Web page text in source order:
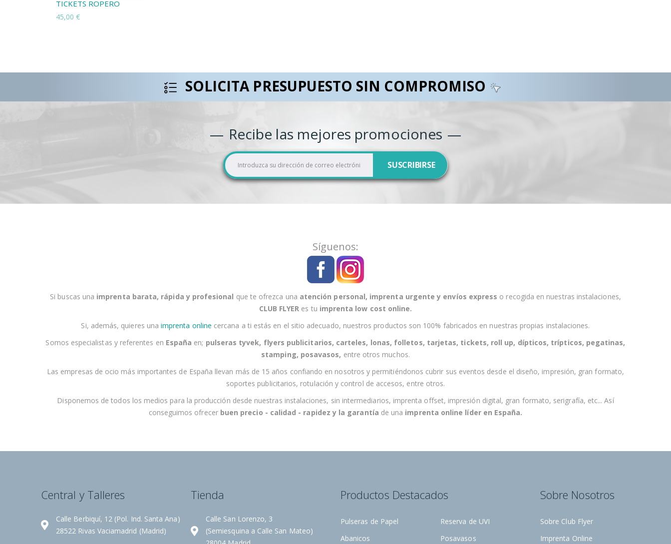
TICKETS ROPERO
45,00 €
SOLICITA PRESUPUESTO SIN COMPROMISO
Recibe las mejores promociones
I
n
s
r
u
s
r
b
o
l
o
i
c
i
SUSCRIBIRSE
Síguenos:
Si buscas una imprenta barata, rápida y profesional que te ofrezca una atención personal, imprenta urgente y envíos express o recogida en nuestras instalaciones,
CLUB FLYER es tu imprenta low cost online.
Si, además, quieres unaimprenta online cercana a ti estás en el sitio adecuado, nuestros productos son 100% fabricados en nuestras propias instalaciones.
Somos especialistas y referentes en España en; pulseras tyvek, flyers publicitarios, carteles, lonas, folletos, tarjetas, tickets, roll up, dípticos, trípticos, pegatinas,
stamping, posavasos, entre otros muchos.
Las empresas de ocio más importantes de España llevan más de 15 años confiando en nosotros y permitiéndonos cubrir sus eventos desde el diseño, impresión, gran formato,
soportes publicitarios, rotulación y control de accesos, entre otros.
Disponemos de todos los medios para la producción desde nuestras instalaciones, sin intermediarios, imprenta offset, impresión digital, gran formato, serigrafía, etc... Así
conseguimos ofrecer buen precio - calidad - rapidezy la garantía de una imprenta online líder en España.
Central y Talleres
Calle Berbiquí, 12 (Pol. Ind. Santa Ana)
28522 Rivas Vaciamadrid (Madrid)
Tienda
Calle San Lorenzo, 3
(Semiesquina a Calle San Mateo)
Productos Destacados
Pulseras de Papel
Abanicos
Reserva de UVI
Posavasos
Sobre Nosotros
Sobre Club Flyer
Imprenta Online